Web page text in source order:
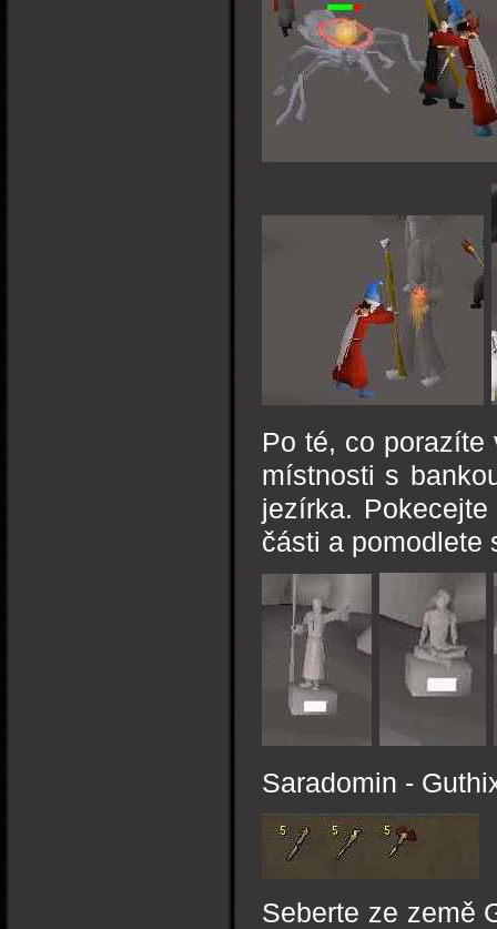
Po té, co porazíte
místnosti s
jezírka.
části a pomodlete
Saradomin -
Seberte ze země